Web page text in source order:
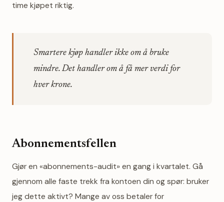
time kjøpet riktig.
Smartere kjøp handler ikke om å bruke
mindre. Det handler om å få mer verdi for
hver krone.
Abonnementsfellen
Gjør en «abonnements-audit» en gang i kvartalet. Gå
gjennom alle faste trekk fra kontoen din og spør: bruker
jeg dette aktivt? Mange av oss betaler for